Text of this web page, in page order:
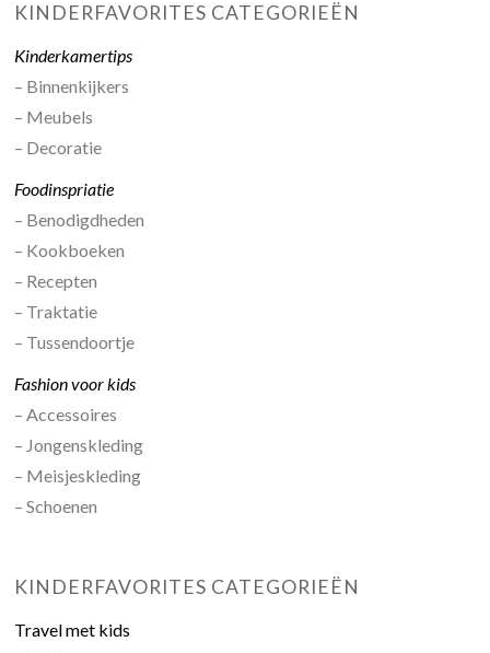
KINDERFAVORITES CATEGORIEËN
Kinderkamertips
– Binnenkijkers
– Meubels
– Decoratie
Foodinspriatie
– Benodigdheden
– Kookboeken
– Recepten
– Traktatie
– Tussendoortje
Fashion voor kids
– Accessoires
– Jongenskleding
– Meisjeskleding
– Schoenen
KINDERFAVORITES CATEGORIEËN
Travel met kids